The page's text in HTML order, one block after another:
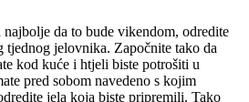
najbolje da to bude vikendom, odredite
tjednog jelovnika. Započnite tako da
kod kuće i htjeli biste potrošiti u
pred sobom navedeno s kojim
jela koja biste pripremili. Tako